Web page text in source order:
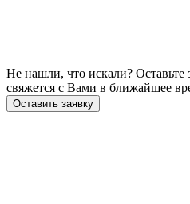
Не нашли, что искали?
свяжется с Вами в ближайшее
Оставить заявку